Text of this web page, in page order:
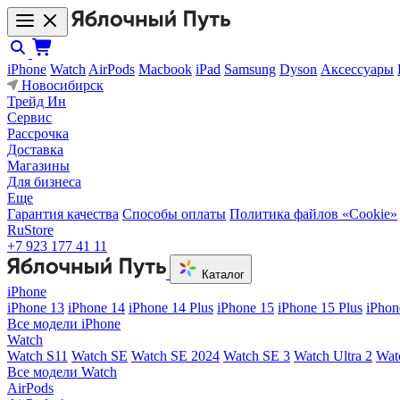
iPhone Watch AirPods Macbook iPad Samsung Dyson Аксессуары
Новосибирск
Трейд Ин
Сервис
Рассрочка
Доставка
Магазины
Для бизнеса
Еще
Гарантия качества Способы оплаты Политика файлов «Cookie»
RuStore
+7 923 177 41 11
Каталог
iPhone
iPhone 13 iPhone 14 iPhone 14 Plus iPhone 15 iPhone 15 Plus
Все модели iPhone
Watch
Watch S11 Watch SE Watch SE 2024 Watch SE 3 Watch Ultra 2
Все модели Watch
AirPods